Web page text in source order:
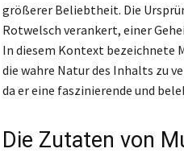
größerer Beliebtheit. Die
Rotwelsch verankert, einer
In diesem Kontext bezeichnete
die wahre Natur des Inhalts zu
da er eine faszinierende und
Die Zutaten von